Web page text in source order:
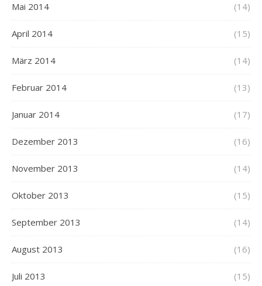
Mai 2014 (14)
April 2014 (15)
März 2014 (14)
Februar 2014 (13)
Januar 2014 (17)
Dezember 2013 (16)
November 2013 (14)
Oktober 2013 (15)
September 2013 (14)
August 2013 (16)
Juli 2013 (15)